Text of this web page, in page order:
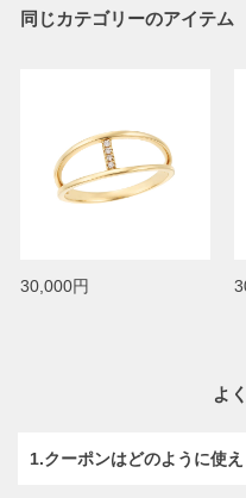
同じカテゴリーのアイテム
30,000円
よ
1.クーポンはどのように使え